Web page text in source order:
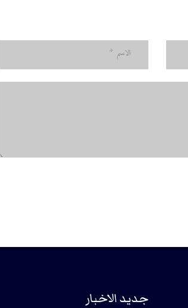
جديد الاخبار